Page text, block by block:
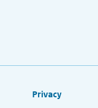
Privacy